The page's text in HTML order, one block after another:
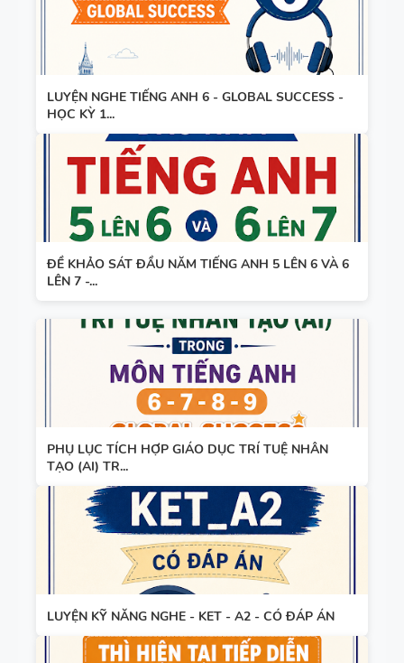
LUYỆN NGHE TIẾNG ANH 6 - GLOBAL SUCCESS -
HỌC KỲ 1...
ĐỀ KHẢO SÁT ĐẦU NĂM TIẾNG ANH 5 LÊN 6 VÀ 6
LÊN 7 -...
PHỤ LỤC TÍCH HỢP GIÁO DỤC TRÍ TUỆ NHÂN
TẠO (AI) TR...
LUYỆN KỸ NĂNG NGHE - KET - A2 - CÓ ĐÁP ÁN